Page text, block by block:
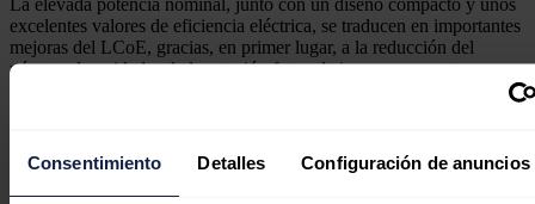
Consentimiento Detalles Configuración de anuncios
La elevada potencia nominal, junto con un diseño compacto y unos
excelentes valores de eficiencia eléctrica, se traducen en importantes
mejoras del LCoE, gracias, en primer lugar, a la reducción del
número de unidades de la estación fotovoltaica por proyecto y, por
tanto, al ahorro de costes logísticos, de construcción, de cableado de
producción de energía a nivel de planta fotovoltaica, contribuyendo
a una mayor reducción del LCoE del proyecto.